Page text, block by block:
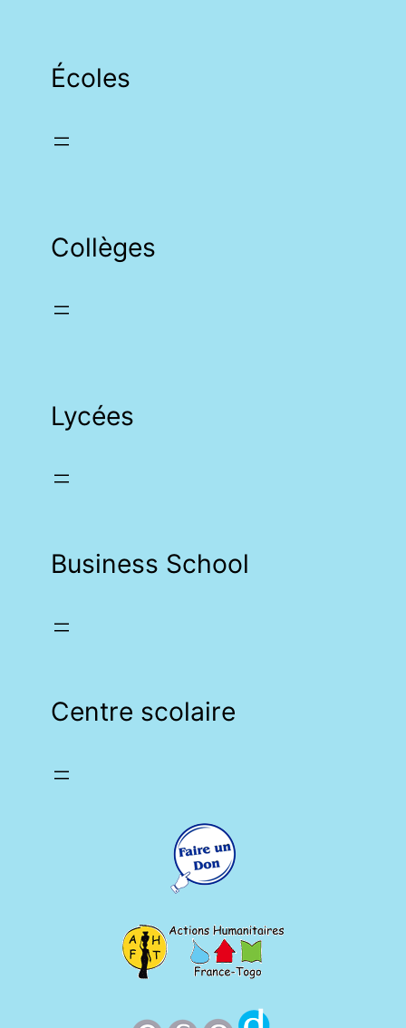
Écoles
Collèges
Lycées
Business School
Centre scolaire